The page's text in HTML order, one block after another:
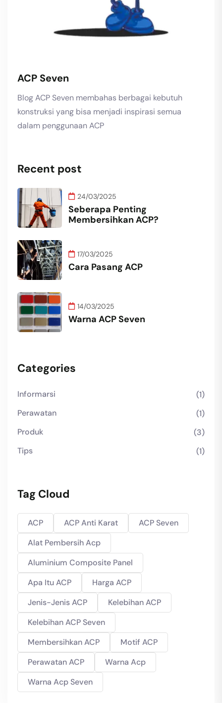
ACP Seven
Blog ACP Seven membahas berbagai kebutuh
konstruksi yang bisa menjadi inspirasi semua
dalam penggunaan ACP
Recent post
24/03/2025
Seberapa Penting
Membersihkan ACP?
17/03/2025
Cara Pasang ACP
14/03/2025
Warna ACP Seven
Categories
Informarsi
(1)
Perawatan
(1)
Produk
(3)
Tips
(1)
Tag Cloud
ACP ACP Anti Karat
ACP Seven
Alat Pembersih Acp
Aluminium Composite Panel
Apa Itu ACP
Harga ACP
Jenis-Jenis ACP
Kelebihan ACP
Kelebihan ACP Seven
Membersihkan ACP
Motif ACP
Perawatan ACP
Warna Acp
Warna Acp Seven